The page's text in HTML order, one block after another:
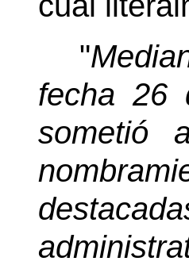
"
fecha 26
sometió